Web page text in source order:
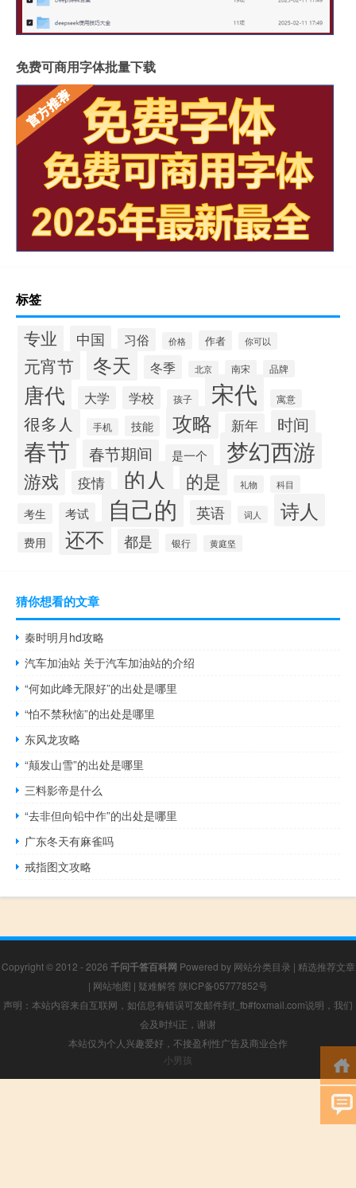
免费可商用字体批量下载
标签
专业 中国 习俗 价格 作者 你可以
元宵节 冬天 冬季 北京 南宋 品牌
唐代 大学 学校 孩子 宋代 寓意
很多人 手机 技能 攻略 新年 时间
春节 春节期间 是一个 梦幻西游
游戏 疫情 的人 的是 礼物 科目
考生 考试 自己的 英语 词人 诗人
费用 还不 都是 银行 黄庭坚
猜你想看的文章
秦时明月hd攻略
汽车加油站 关于汽车加油站的介绍
“何如此峰无限好”的出处是哪里
“怕不禁秋恼”的出处是哪里
东风龙攻略
“颠发山雪”的出处是哪里
三料影帝是什么
“去非但向铅中作”的出处是哪里
广东冬天有麻雀吗
戒指图文攻略
Copyright © 2012 - 2026 千问千答百科网 Powered by 网站分类目录 | 精选推荐文章
| 网站地图 | 疑难解答 陕ICP备05777852号
声明：本站内容来自互联网，如信息有错误可发邮件到f_fb#foxmail.com说明，我们
会及时纠正，谢谢
本站仅为个人兴趣爱好，不接盈利性广告及商业合作
小男孩